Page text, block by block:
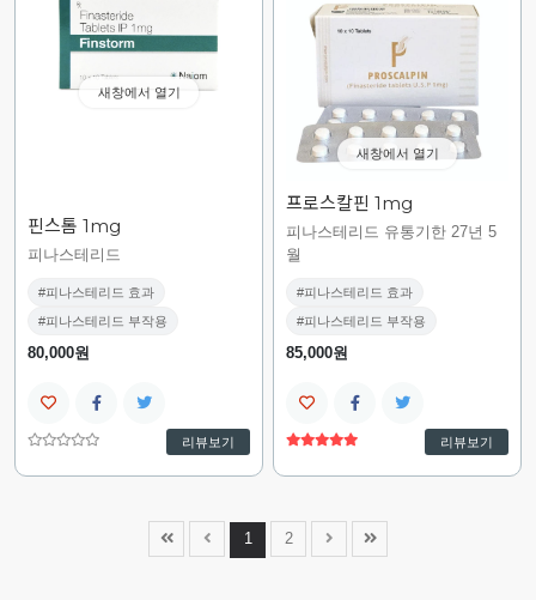
새창에서 열기
핀스톰 1mg
피나스테리드
#피나스테리드 효과
#피나스테리드 부작용
80,000원
리뷰보기
새창에서 열기
프로스칼핀 1mg
피나스테리드 유통기한 27년 5
월
#피나스테리드 효과
#피나스테리드 부작용
85,000원
리뷰보기
1 2